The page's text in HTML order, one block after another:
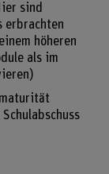
sind
erbrachten
höheren
als im